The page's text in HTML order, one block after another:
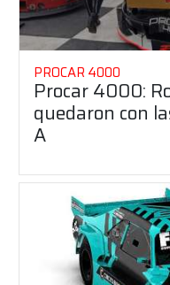
PROCAR 4000
Procar 4000:
quedaron con
A